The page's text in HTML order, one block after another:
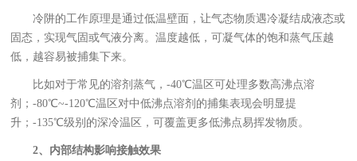
冷阱的工作原理是通过低温壁面，让气态物质遇冷凝结成液态或
固态，实现气固或气液分离。温度越低，可凝气体的饱和蒸气压越
低，越容易被捕集下来。
比如对于常见的溶剂蒸气，-40℃温区可处理多数高沸点溶
剂；-80℃~-120℃温区对中低沸点溶剂的捕集表现会明显提
升；-135℃级别的深冷温区，可覆盖更多低沸点易挥发物质。
2、内部结构影响接触效果